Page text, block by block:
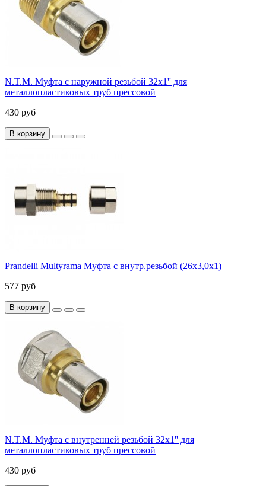
N.T.M. Муфта с наружной резьбой 32x1'' для
металлопластиковых труб прессовой
430 руб
В корзину
Prandelli Multyrama Муфта с внутр.резьбой (26х3,0х1)
577 руб
В корзину
N.T.M. Муфта с внутренней резьбой 32x1'' для
металлопластиковых труб прессовой
430 руб